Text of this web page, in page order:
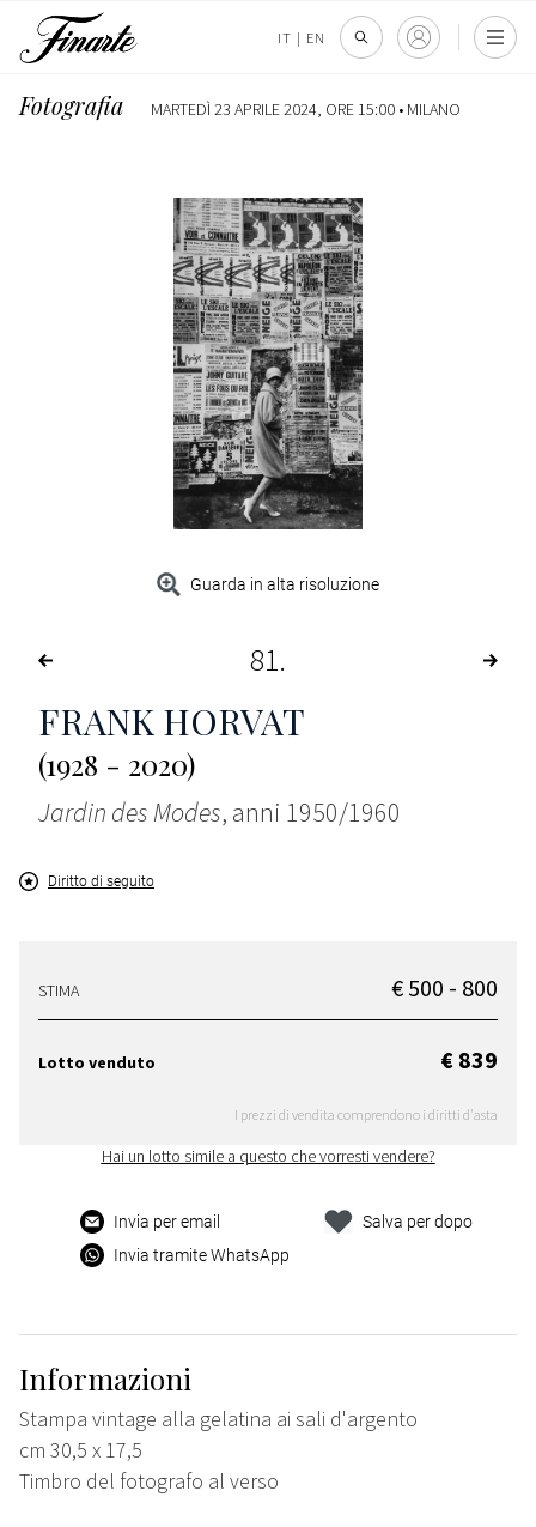
IT | EN
Fotografia MARTEDÌ 23 APRILE 2024, ORE 15:00 • MILANO
Guarda in alta risoluzione
81
FRANK HORVAT
(1928 - 2020)
Jardin des Modes, anni 1950/1960
Diritto di seguito
STIMA € 500 - 800
Lotto venduto € 839
I prezzi di vendita comprendono i diritti d'asta
Hai un lotto simile a questo che vorresti vendere?
Invia per email
Invia tramite WhatsApp
Salva per dopo
Informazioni
Stampa vintage alla gelatina ai sali d'argento
cm 30,5 x 17,5
Timbro del fotografo al verso